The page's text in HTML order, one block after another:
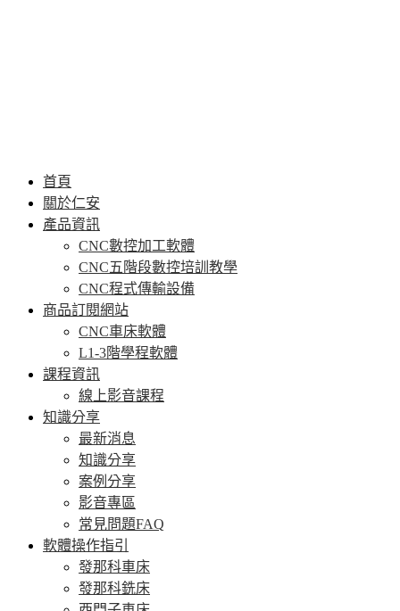
首頁
關於仁安
產品資訊
CNC數控加工軟體
CNC五階段數控培訓教學
CNC程式傳輸設備
商品訂閱網站
CNC車床軟體
L1-3階學程軟體
課程資訊
線上影音課程
知識分享
最新消息
知識分享
案例分享
影音專區
常見問題FAQ
軟體操作指引
發那科車床
發那科銑床